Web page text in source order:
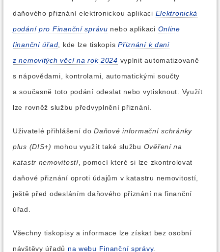
daňového přiznání elektronickou aplikaci Elektronická
podání pro Finanční správu nebo aplikaci Online
finanční úřad , kde lze tiskopisPřiznání k dani
z nemovitých věcí na rok 2024 vyplnit automatizovaně
s nápovědami, kontrolami, automatickými součty
a současně toto podání odeslat nebo vytisknout. Využít
lze rovněž službu předvyplnění přiznání.
Uživatelé přihlášení doDaňové informační schránky
plus (DIS+) mohou využít také službu Ověření na
katastr nemovitostí, pomocí které si lze zkontrolovat
daňové přiznání oproti údajům v katastru nemovitostí,
ještě před odesláním daňového přiznání na finanční
úřad.
Všechny tiskopisy a informace lze získat bez osobní
návštěvy úřadů na webu Finanční správy.